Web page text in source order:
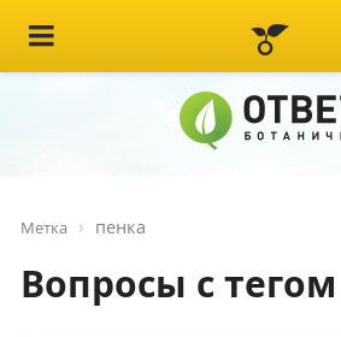
Метка пенка
Вопросы с